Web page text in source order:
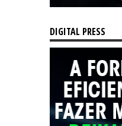
DIGITAL PRESS